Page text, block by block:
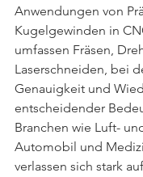
Anwendungen von
Kugelgewinden in
umfassen Fräsen,
Laserschneiden, bei
Genauigkeit und
entscheidender
Branchen wie Luft-
Automobil und
verlassen sich stark